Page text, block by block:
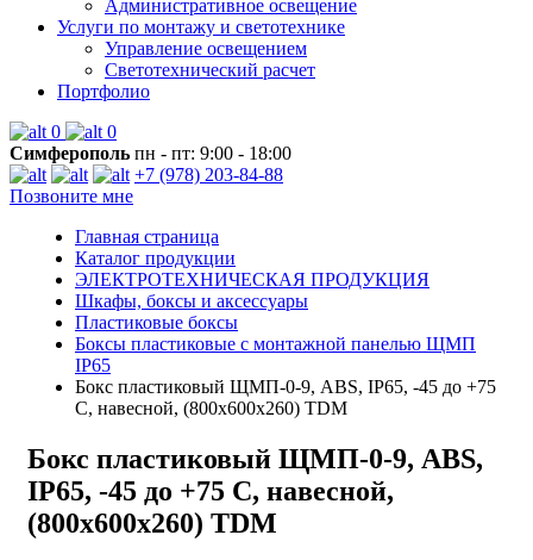
Административное освещение
Услуги по монтажу и светотехнике
Управление освещением
Светотехнический расчет
Портфолио
0
0
Симферополь пн - пт: 9:00 - 18:00
+7 (978) 203-84-88
Позвоните мне
Главная страница
Каталог продукции
ЭЛЕКТРОТЕХНИЧЕСКАЯ ПРОДУКЦИЯ
Шкафы, боксы и аксессуары
Пластиковые боксы
Боксы пластиковые с монтажной панелью ЩМП
IP65
Бокс пластиковый ЩМП-0-9, ABS, IP65, -45 до +75
С, навесной, (800x600x260) TDM
Бокс пластиковый ЩМП-0-9, ABS,
IP65, -45 до +75 С, навесной,
(800x600x260) TDM